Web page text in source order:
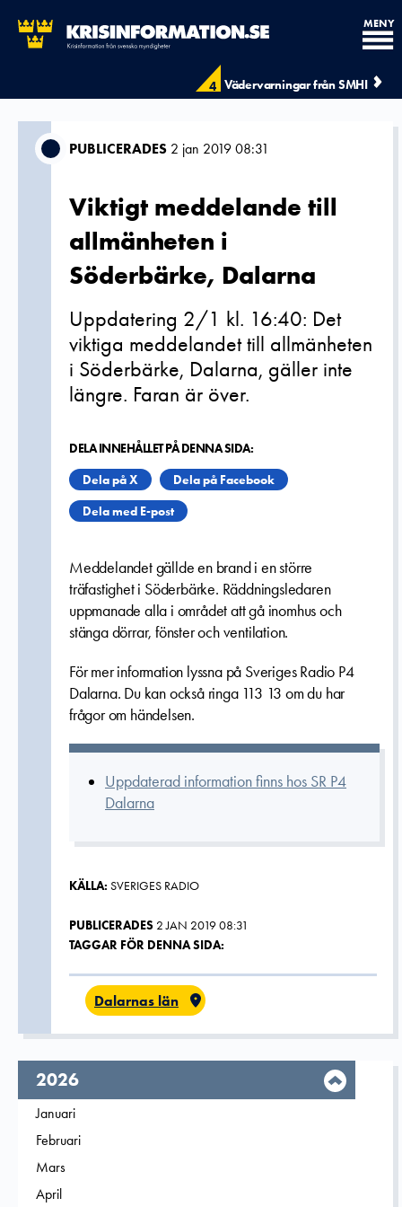
4 Vädervarningar från SMHI
MENY
PUBLICERADES 2 jan 2019 08:31
Viktigt meddelande till
allmänheten i
Söderbärke, Dalarna
Uppdatering 2/1 kl. 16:40: Det
viktiga meddelandet till allmänheten
i Söderbärke, Dalarna, gäller inte
längre. Faran är över.
DELA INNEHÅLLET PÅ DENNA SIDA:
Dela på X
Dela på Facebook
Dela med E-post
Meddelandet gällde en brand i en större
träfastighet i Söderbärke. Räddningsledaren
uppmanade alla i området att gå inomhus och
stänga dörrar, fönster och ventilation.
För mer information lyssna på Sveriges Radio P4
Dalarna. Du kan också ringa 113 13 om du har
frågor om händelsen.
Uppdaterad information finns hos SR P4
Dalarna
KÄLLA: SVERIGES RADIO
PUBLICERADES 2 JAN 2019 08:31
TAGGAR FÖR DENNA SIDA:
Dalarnas län
År,
2026
Filtrera på
Januari
Filtrera på
Februari
Filtrera på
Mars
Filtrera på
April